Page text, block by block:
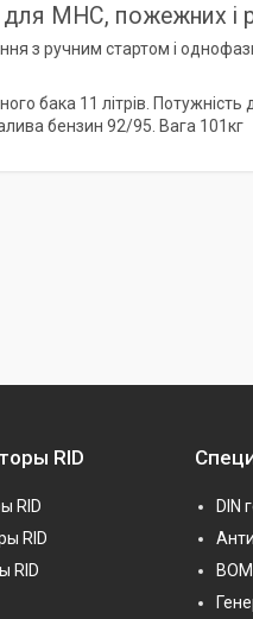
МНС, пожежних і
з ручним стартом і
бака 11 літрів.
бензин 92/95. Вага 101кг
RID
RID
RID
RID
DIN